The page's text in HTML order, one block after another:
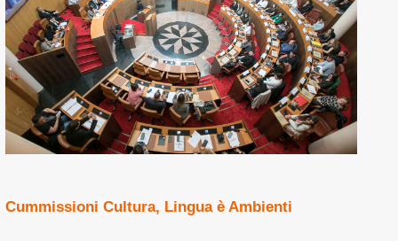
Cummissioni Cultura, Lingua è Ambienti